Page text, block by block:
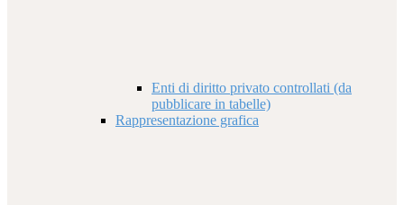
Enti di diritto privato controllati (da
pubblicare in tabelle)
Rappresentazione grafica